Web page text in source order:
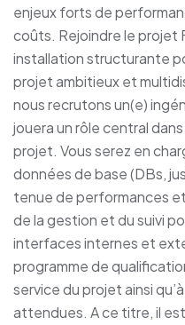
enjeux forts de
coûts. Rejoindre le projet
installation structurante
projet ambitieux et
nous recrutons un(e)
jouera un rôle central
projet. Vous serez en
données de base (DBs,
tenue de performances
de la gestion et du suivi
interfaces internes et
programme de
service du projet ainsi
attendues. A ce titre, il